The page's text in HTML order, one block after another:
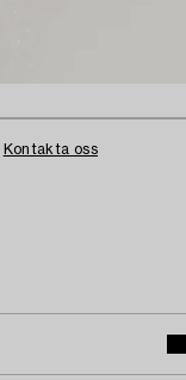
Kontakta oss